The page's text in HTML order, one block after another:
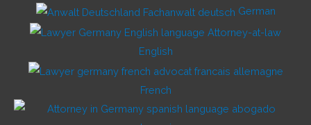
German
English
French